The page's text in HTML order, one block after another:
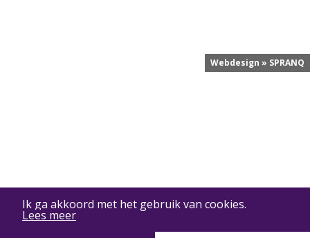
Ik ga akkoord met het gebruik van cookies.
Lees meer
Webdesign » SPRANQ